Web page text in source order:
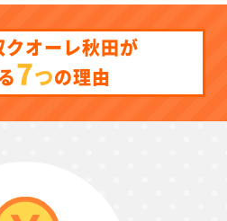
オーレ秋田が
7つの理由